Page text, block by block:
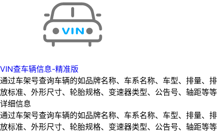
VIN查车辆信息-精准版
通过车架号查询车辆的如品牌名称、车系名称、车型、排量、排
放标准、外形尺寸、轮胎规格、变速器类型、公告号、轴距等等
详细信息
通过车架号查询车辆的如品牌名称、车系名称、车型、排量、排
放标准、外形尺寸、轮胎规格、变速器类型、公告号、轴距等等